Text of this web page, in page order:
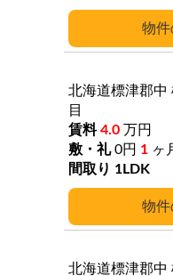
北海道標津郡中
目
4.0 万円
0円 1 ヶ
1LDK
北海道標津郡中